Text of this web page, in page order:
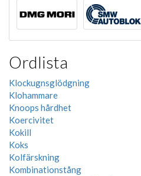
Ordlista
Klockugnsglödgning
Klohammare
Knoops hårdhet
Koercivitet
Kokill
Koks
Kolfärskning
Kombinationstång